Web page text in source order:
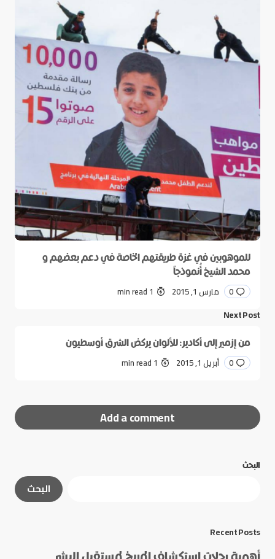
للموهوبين في غزة طريقتهم الخاصة في دعم بعضهم و
محمد الشيخ أُنموذجاً
0 مارس 1, 2015 1 min read
Next Post
من إزمير إلى أكادير: للألوان يركض الشرق أوسطيون
0 أبريل 1, 2015 1 min read
Add a comment
الحقول الإلزامية
البحث
البحث
Recent Posts